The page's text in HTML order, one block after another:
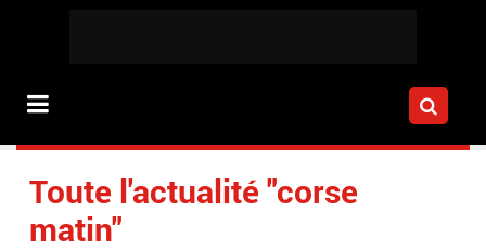
Toute l'actualité "corse
matin"